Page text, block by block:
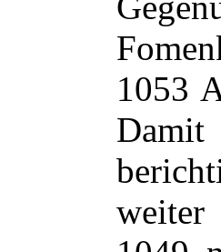
1053
Damit
weiter